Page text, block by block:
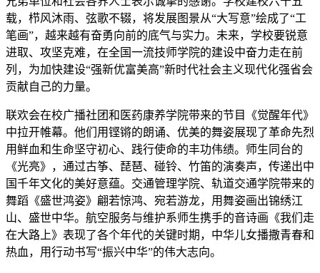
载，栉风沐雨、弦歌不辍，将发展图景从“大写意”绘成了“工
笔画”，越来越有奋勇向前的底气与实力。未来，学校要锐意
进取、攻坚克难，在全国一流技师学院的建设中奋力走在前
列，为加快建设“强新优富美高”新时代社会主义现代化强省会
贡献自己的力量。
联欢会在校广播社团和医药康养学院带来的节目《觉醒年代》
中拉开帷幕。他们用铿锵的朗诵、优美的舞姿展现了革命先烈
用鲜血和生命坚守初心、践行使命的丰功伟绩。师生同台的
《光亮》，通过古筝、琵琶、碰铃、竹笛的演奏声，传递出中
国千年文化的美好意蕴。交通管理学院、轨道交通学院带来的
舞蹈《盛世鸿姿》翩若惊鸿、宛若游龙，用舞姿画出锦绣江
山、盛世中华。航空服务与维护系师生携手的音诗画《我们走
在大路上》表现了各个年代的关键时期，中华儿女播撒青春和
热血，用行动书写“振兴中华”的伟大志向。